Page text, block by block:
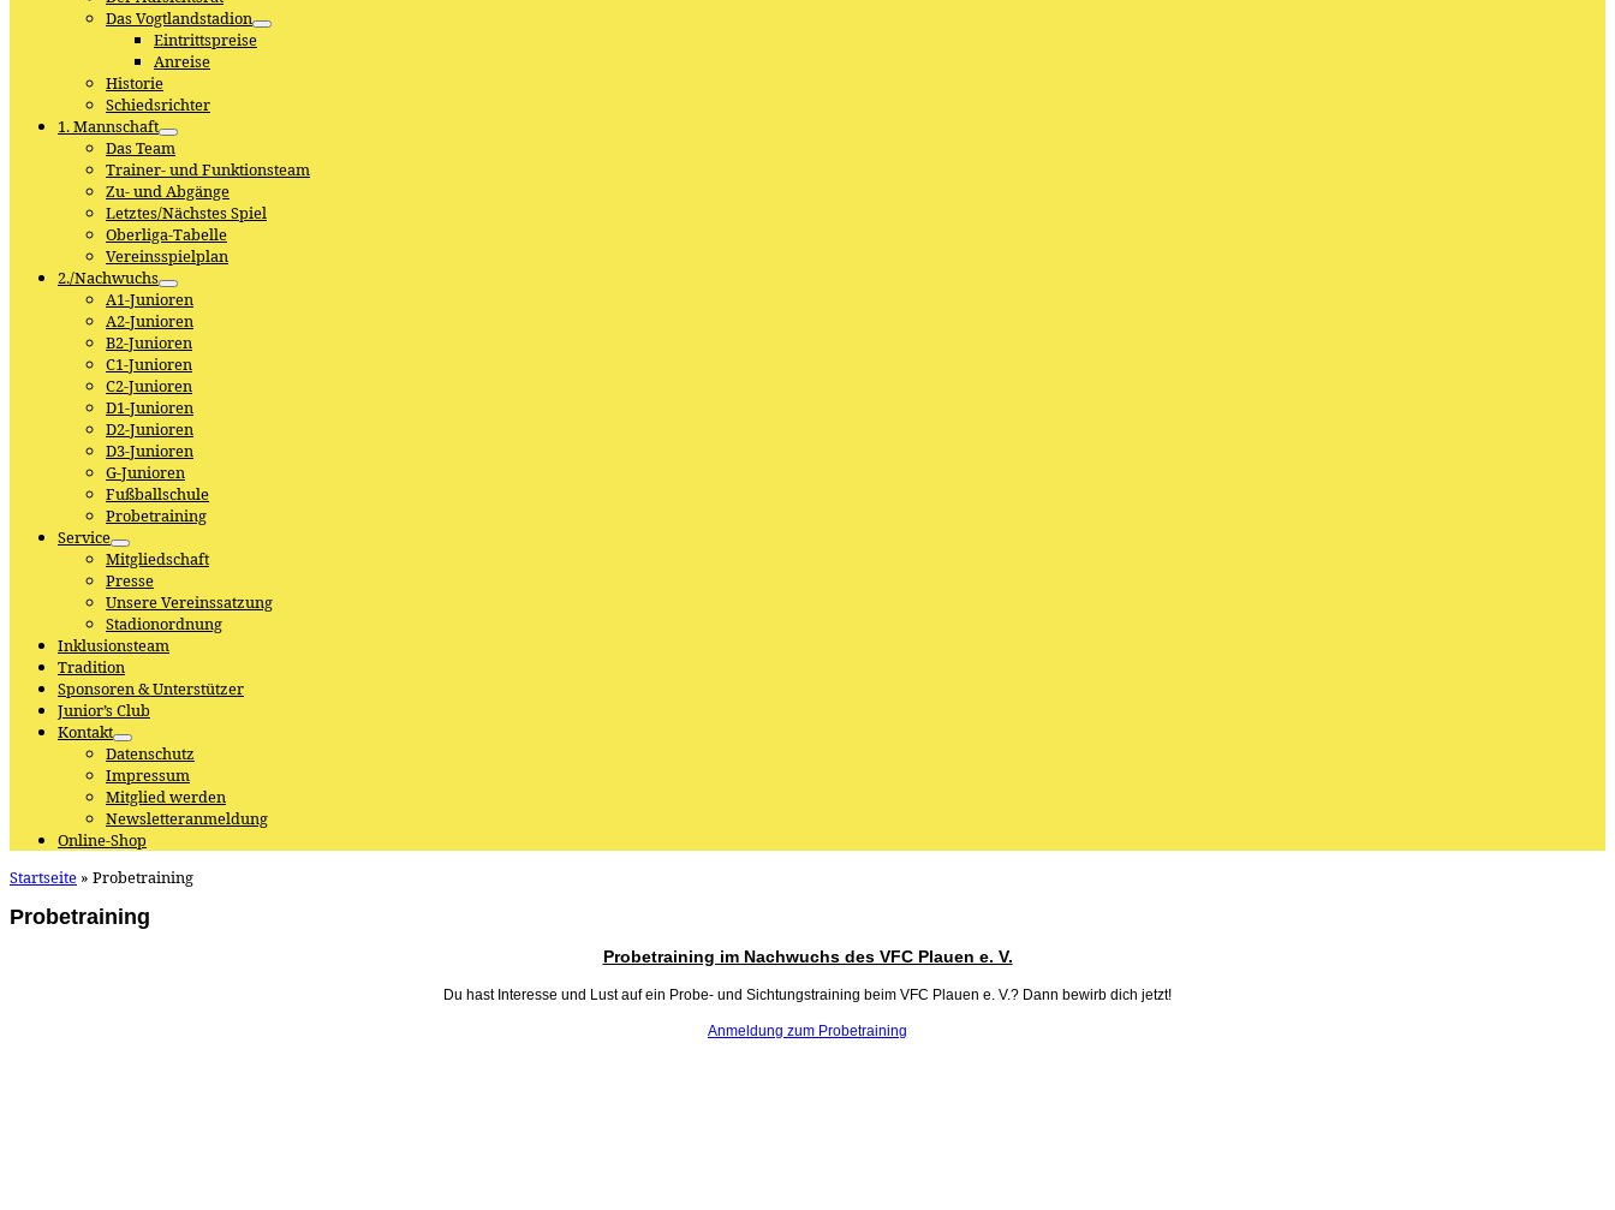
Das Vogtlandstadion
Eintrittspreise
Anreise
Historie
Schiedsrichter
1. Mannschaft
Das Team
Trainer- und Funktionsteam
Zu- und Abgänge
Letztes/Nächstes Spiel
Oberliga-Tabelle
Vereinsspielplan
2./Nachwuchs
A1-Junioren
A2-Junioren
B2-Junioren
C1-Junioren
C2-Junioren
D1-Junioren
D2-Junioren
D3-Junioren
G-Junioren
Fußballschule
Probetraining
Service
Mitgliedschaft
Presse
Unsere Vereinssatzung
Stadionordnung
Inklusionsteam
Tradition
Sponsoren & Unterstützer
Junior’s Club
Kontakt
Datenschutz
Impressum
Mitglied werden
Newsletteranmeldung
Online-Shop
Startseite » Probetraining
Probetraining
Probetraining im Nachwuchs des VFC Plauen e. V.
Du hast Interesse und Lust auf ein Probe- und Sichtungstraining beim VFC Plauen e. V.? Dann bewirb dich jetzt!
Anmeldung zum Probetraining